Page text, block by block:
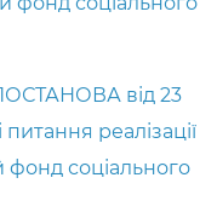
від 23
реалізації
соціального